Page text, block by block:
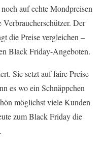
auf echte Mondpreisen
Der
die Preise vergleichen –
Black Friday-Angeboten.
Sie setzt auf faire Preise
es wo ein Schnäppchen
möglichst viele Kunden
zum Black Friday die